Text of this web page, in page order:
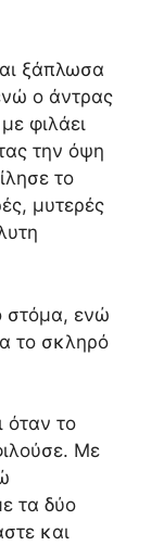
ξάπλωσα
ο άντρας
φιλάει
την όψη
το
μυτερές
στόμα, ενώ
το σκληρό
όταν το
Με
τα δύο
και